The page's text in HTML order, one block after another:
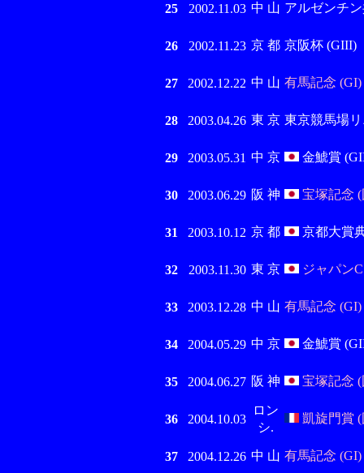
25 2002.11.03 中 山 アルゼンチ
26 2002.11.23 京 都 京阪杯 (GIII)
27 2002.12.22 中 山 有馬記念 (GI)
28 2003.04.26 東 京 東京競馬場
29 2003.05.31 中 京 金鯱賞
30 2003.06.29 阪 神 宝塚記念
31 2003.10.12 京 都 京都大賞
32 2003.11.30 東 京 ジャパン
33 2003.12.28 中 山 有馬記念 (GI)
34 2004.05.29 中 京 金鯱賞
35 2004.06.27 阪 神 宝塚記念
36 2004.10.03
ロン
シ.
凱旋門賞
37 2004.12.26 中 山 有馬記念 (GI)